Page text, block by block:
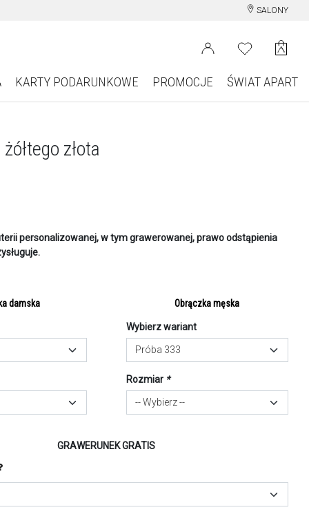
SALONY
KARTY PODARUNKOWE PROMOCJE ŚWIAT APART
złota
personalizowanej, w tym grawerowanej, prawo odstąpienia
damska Obrączka męska
Wybierz wariant
Próba 333
Rozmiar *
-- Wybierz --
GRAWERUNEK GRATIS